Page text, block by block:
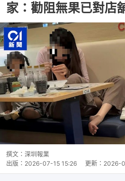
家：勸阻無果已對店
撰文： 深圳報業
出版： 2026-07-15 15:26 更新： 2026-